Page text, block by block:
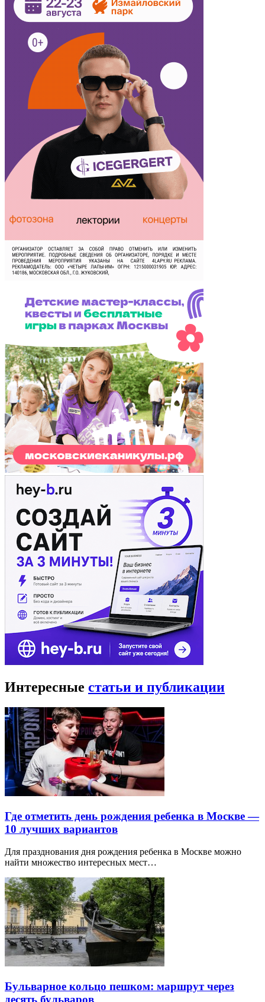
Интересные статьи и публикации
Где отметить день рождения ребенка в Москве —
10 лучших вариантов
Для празднования дня рождения ребенка в Москве можно
найти множество интересных мест…
Бульварное кольцо пешком: маршрут через
десять бульваров